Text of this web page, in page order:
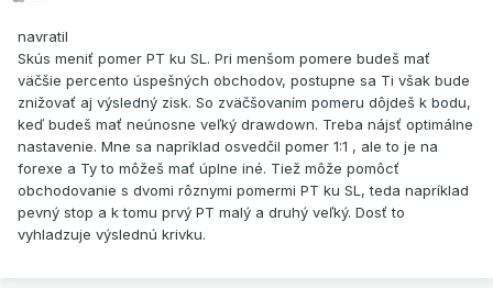
navratil
Skús meniť pomer PT ku SL. Pri menšom pomere budeš mať
väčšie percento úspešných obchodov, postupne sa Ti však bude
znižovať aj výsledný zisk. So zväčšovaním pomeru dôjdeš k bodu,
keď budeš mať neúnosne veľký drawdown. Treba nájsť optimálne
nastavenie. Mne sa napríklad osvedčil pomer 1:1 , ale to je na
forexe a Ty to môžeš mať úplne iné. Tiež môže pomôcť
obchodovanie s dvomi rôznymi pomermi PT ku SL, teda napríklad
pevný stop a k tomu prvý PT malý a druhý veľký. Dosť to
vyhladzuje výslednú krivku.